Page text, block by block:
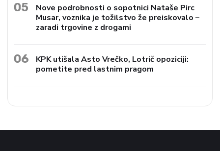
05
Nove podrobnosti o sopotnici Nataše Pirc
Musar, voznika je tožilstvo že preiskovalo –
zaradi trgovine z drogami
06
KPK utišala Asto Vrečko, Lotrič opoziciji:
pometite pred lastnim pragom